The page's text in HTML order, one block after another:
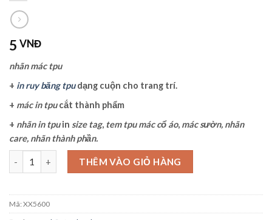
5 VNĐ
nhãn mác tpu
+ in ruy băng tpu dạng cuộn cho trang trí.
+ mác in tpucắt thành phẩm
+ nhãn in tpuin size tag, tem tpu mác cổ áo, mác sườn, nhãn
care, nhãn thành phần.
nhãn mác tpu số lượng
THÊM VÀO GIỎ HÀNG
Mã:XX5600